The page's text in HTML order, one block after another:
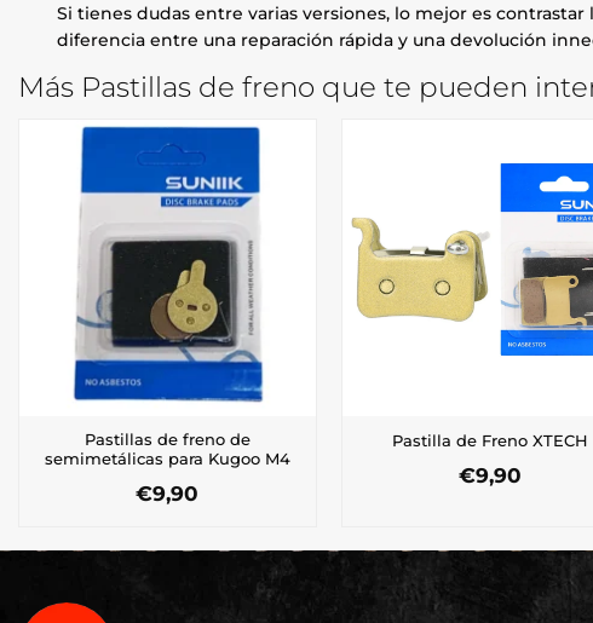
Si tienes dudas entre varias versiones, lo mejor es
diferencia entre una reparación rápida y una devolución
Más Pastillas de freno que te pueden
Pastillas de freno de
semimetálicas para Kugoo M4
€9,90
Pastilla de Freno XTECH
€9,90